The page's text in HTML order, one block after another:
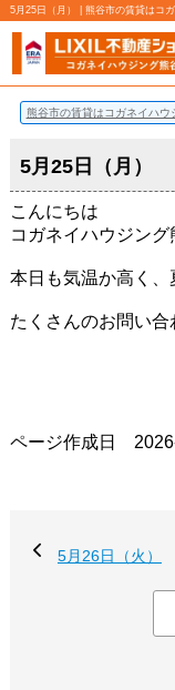
5月25日（月） | 熊谷市の賃貸はコ
熊谷市の賃貸はコガネイハウ
5月25日（月）
こんにちは
コガネイハウジン
本日も気温か高く
たくさんのお問い
ページ作成日
5月26日（火）